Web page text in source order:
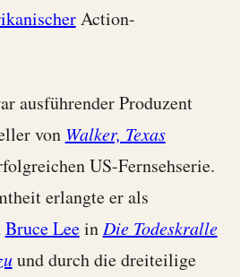
Action-
ausführender Produzent
von Walker, Texas
US-Fernsehserie.
erlangte er als
Bruce Leein Die Todeskralle
und durch die dreiteilige